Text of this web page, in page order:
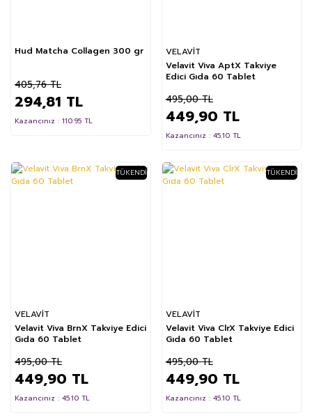
Hud Matcha Collagen 300 gr
294,81 TL
405,76 TL
Kazancınız : 110.95 TL
VELAVİT
Velavit Viva AptX Takviye
Edici Gıda 60 Tablet
449,90 TL
495,00 TL
Kazancınız : 45.10 TL
%9 TÜKENDI
VELAVİT
Velavit Viva BrnX Takviye Edici
Gıda 60 Tablet
449,90 TL
495,00 TL
Kazancınız : 45.10 TL
%9 TÜKENDI
VELAVİT
Velavit Viva ClrX Takviye Edici
Gıda 60 Tablet
449,90 TL
495,00 TL
Kazancınız : 45.10 TL